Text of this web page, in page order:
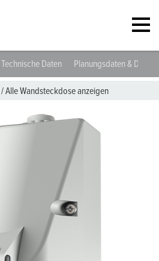
Technische Daten Planungsdaten &
/Alle Wandsteckdose anzeigen